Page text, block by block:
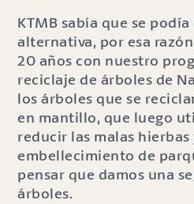
KTMB sabía que se
alternativa, por esa
20 años con nuestro
reciclaje de árboles de
los árboles que se
en mantillo, que luego
reducir las malas
embellecimiento de
pensar que damos una
árboles.